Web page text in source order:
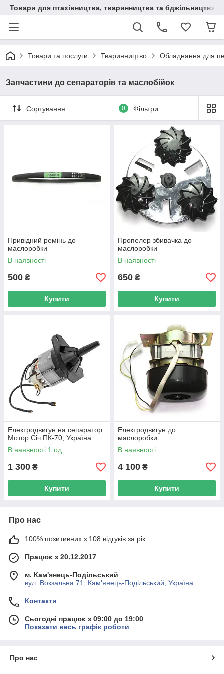
Товари для птахівництва, тваринництва та бджільництва
Товари та послуги Тваринництво Обладнання для
Запчастини до сепараторів та маслобійок
Сортування 0 Фільтри
Привідний ремінь до
маслоробки
В наявності
500 ₴
Купити
Пропелер збивачка до
маслоробки
В наявності
650 ₴
Купити
Електродвигун на сепаратор
Мотор Січ ПК-70, Україна
В наявності 1 од.
1 300 ₴
Купити
Електродвигун до
маслоробки
В наявності
4 100 ₴
Купити
Про нас
100% позитивних з 108 відгуків за рік
Працює з 20.12.2017
м. Кам'янець-Подільський
вул. Вокзальна 71, Кам'янець-Подільський, Україна
Контакти
Сьогодні працює з 09:00 до 19:00
Показати весь графік роботи
Про нас